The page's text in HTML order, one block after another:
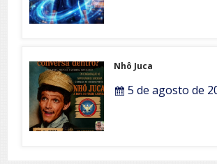
Nhô Juca
5 de agosto de